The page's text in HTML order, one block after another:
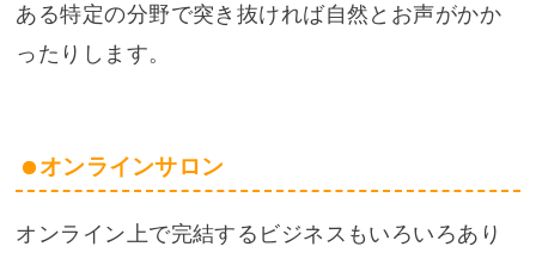
ある特定の分野で突き抜ければ自然とお声がかか
ったりします。
オンラインサロン
オンライン上で完結するビジネスもいろいろあり